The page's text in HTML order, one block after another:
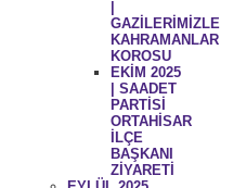
GAZİLERİMİZLE
KAHRAMANLAR
KOROSU
EKİM 2025
| SAADET
PARTİSİ
ORTAHİSAR
İLÇE
BAŞKANI
ZİYARETİ